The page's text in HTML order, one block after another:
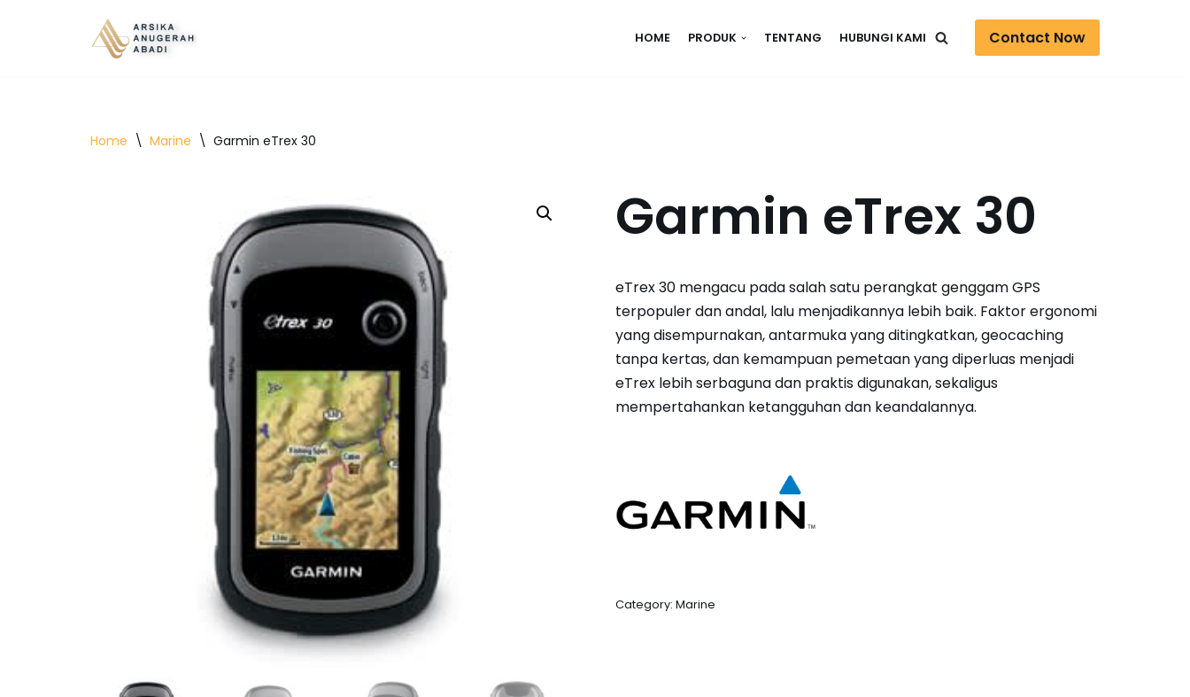
HOME PRODUK TENTANG HUBUNGI KAMI Contact Now
Home \ Marine \ Garmin eTrex 30
Garmin eTrex 30
eTrex 30 mengacu pada salah satu perangkat genggam GPS
terpopuler dan andal, lalu menjadikannya lebih baik. Faktor ergonomi
yang disempurnakan, antarmuka yang ditingkatkan, geocaching
tanpa kertas, dan kemampuan pemetaan yang diperluas menjadi
eTrex lebih serbaguna dan praktis digunakan, sekaligus
mempertahankan ketangguhan dan keandalannya.
Category: Marine